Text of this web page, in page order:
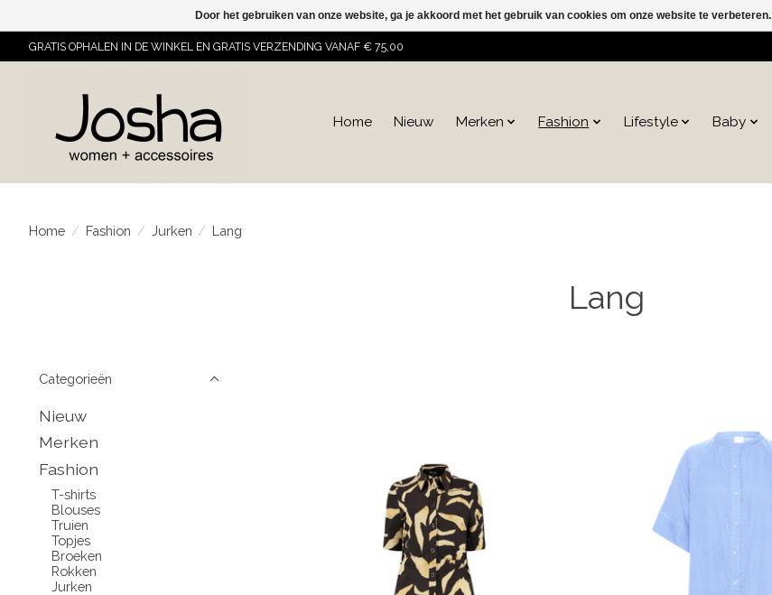
GRATIS OPHALEN IN DE WINKEL EN GRATIS VERZENDING VANAF € 75,00
Home Nieuw Merken Fashion Lifestyle Baby
Home / Fashion / Jurken / Lang
Lang
Categorieën
Nieuw
Merken
Fashion
T-shirts
Blouses
Truien
Topjes
Broeken
Rokken
Jurken
Door het gebruiken van onze website, ga je akkoord met het gebruik van cookies om onze website te verbeteren.